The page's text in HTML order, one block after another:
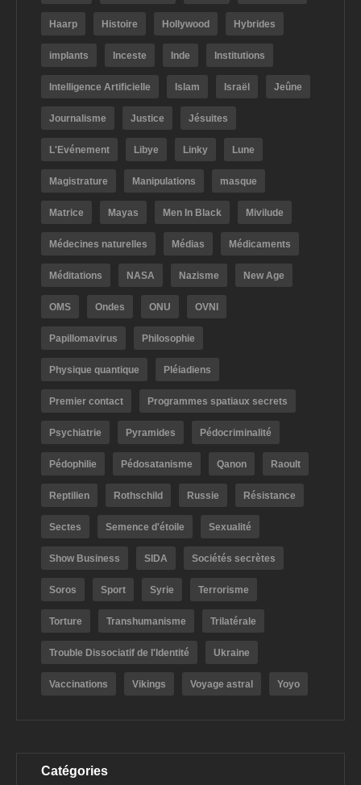
Haarp Histoire Hollywood Hybrides
implants Inceste Inde Institutions
Intelligence Artificielle Islam Israël Jeûne
Journalisme Justice Jésuites
L'Evénement Libye Linky Lune
Magistrature Manipulations masque
Matrice Mayas Men In Black Mivilude
Médecines naturelles Médias Médicaments
Méditations NASA Nazisme New Age
OMS Ondes ONU OVNI
Papillomavirus Philosophie
Physique quantique Pléiadiens
Premier contact Programmes spatiaux secrets
Psychiatrie Pyramides Pédocriminalité
Pédophilie Pédosatanisme Qanon Raoult
Reptilien Rothschild Russie Résistance
Sectes Semence d'étoile Sexualité
Show Business SIDA Sociétés secrètes
Soros Sport Syrie Terrorisme
Torture Transhumanisme Trilatérale
Trouble Dissociatif de l'Identité Ukraine
Vaccinations Vikings Voyage astral Yoyo
Catégories